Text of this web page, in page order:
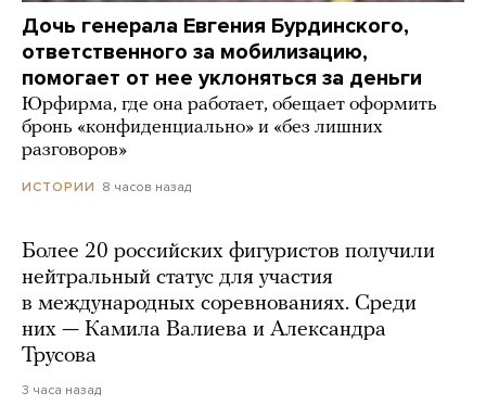
Дочь генерала Евгения Бурдинского,
ответственного за мобилизацию,
помогает от нее уклоняться за деньги
Юрфирма, где она работает, обещает оформить
бронь «конфиденциально» и «без лишних
разговоров»
ИСТОРИИ 8 часов назад
Более 20 российских фигуристов получили
нейтральный статус для участия
в международных соревнованиях. Среди
них — Камила Валиева и Александра
Трусова
3 часа назад